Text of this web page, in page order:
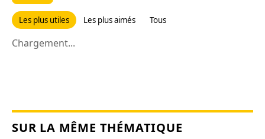
Les plus utiles Les plus aimés Tous
Chargement...
SUR LA MÊME THÉMATIQUE